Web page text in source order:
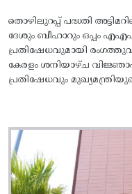
തൊഴിലുറപ്പ് പദ്ധതി
ദേശും ബീഹാറും ഒപ്പം
പ്രതിഷേധവുമായി
കേരളം ശനിയാഴ്ച
പ്രതിഷേധവും